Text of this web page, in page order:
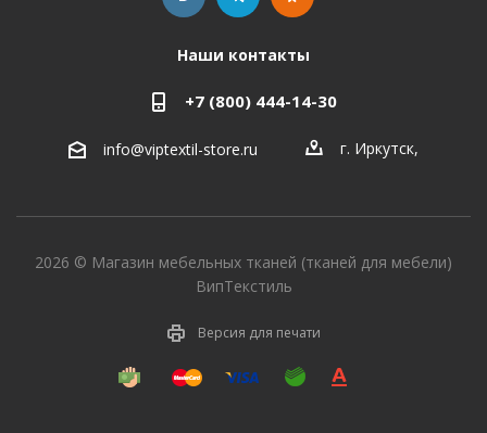
Наши контакты
+7 (800) 444-14-30
info@viptextil-store.ru г. Иркутск,
2026 © Магазин мебельных тканей (тканей для мебели)
ВипТекстиль
Версия для печати